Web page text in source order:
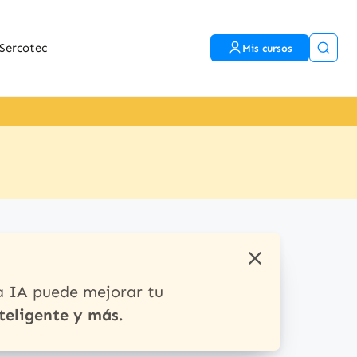
Mis cursos
IA puede mejorar tu
y más.